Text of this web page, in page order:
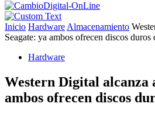
Inicio Hardware Almacenamiento
Seagate: ya ambos ofrecen discos duros
Hardware
Western Digital alcanza
ambos ofrecen discos